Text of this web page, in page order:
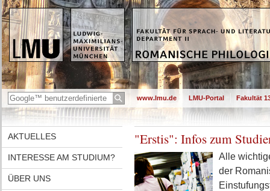
www.lmu.de LMU-Portal Fakultät
AKTUELLES
INTERESSE AM STUDIUM?
ÜBER UNS
"Erstis": Infos zum
Alle
der